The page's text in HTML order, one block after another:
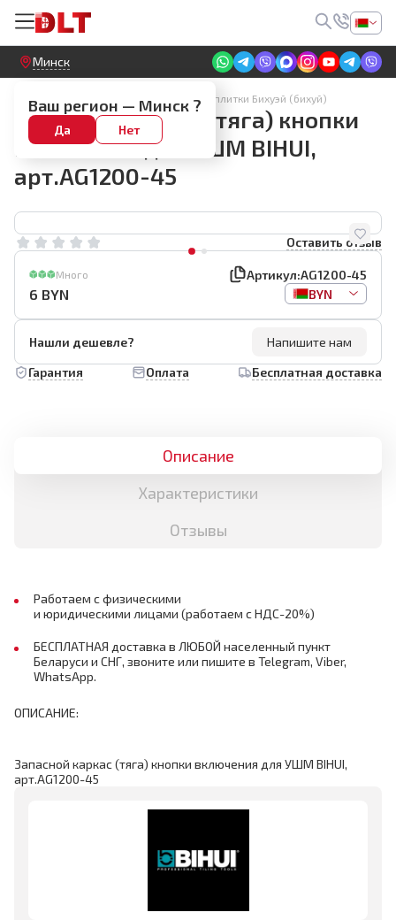
Круглосуточный! Прием заявок на сайте
Минск
Ваш регион — Минск ?
Да Нет
BIHUI Tools Инструмент для укладки плитки Бихуэй (бихуй)
Запасной каркас (тяга) кнопки
включения для УШМ BIHUI,
арт.AG1200-45
Оставить отзыв
Много Артикул:AG1200-45
6 BYN BYN
Нашли дешевле?
Напишите нам
Гарантия
Оплата Бесплатная доставка
Описание
Характеристики
Отзывы
Работаем с физическими
и юридическими лицами (работаем с НДС-20%)
БЕСПЛАТНАЯ доставка в ЛЮБОЙ населенный пункт
Беларуси и СНГ, звоните или пишите в Telegram, Viber,
WhatsApp.
ОПИСАНИЕ:
Запасной каркас (тяга) кнопки включения для УШМ BIHUI,
арт.AG1200-45